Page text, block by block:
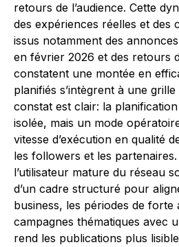
retours de l’audience. Cette
des expériences réelles et des
issus notamment des
en février 2026 et des retours
constatent une montée en
planifiés s’intègrent à une
constat est clair: la
isolée, mais un mode
vitesse d’exécution en qualité
les followers et les
l’utilisateur mature du réseau
d’un cadre structuré pour
business, les périodes de forte
campagnes thématiques avec
rend les publications plus